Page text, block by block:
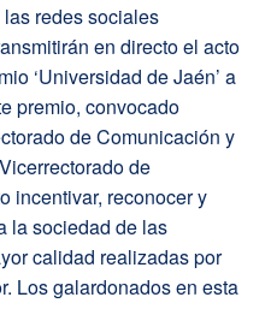
redes sociales
en directo el acto
‘Universidad de Jaén’ a
premio, convocado
de Comunicación y
de
incentivar, reconocer y
la sociedad de las
calidad realizadas por
Los galardonados en esta